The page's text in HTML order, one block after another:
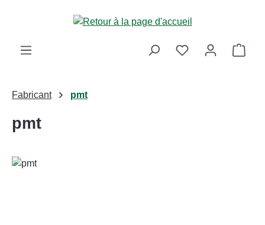
Passer au contenu principal
Le
Fabricant pmt
pmt